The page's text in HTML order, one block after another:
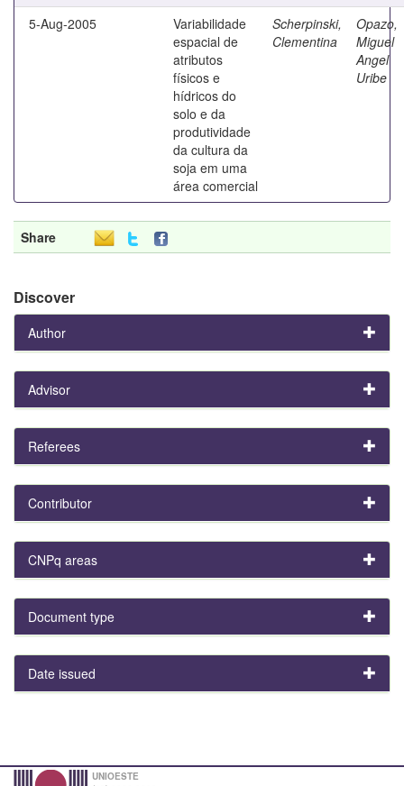
5-Aug-2005
Variabilidade
espacial de
atributos
físicos e
hídricos do
solo e da
produtividade
da cultura da
soja em uma
área comercial
Scherpinski,
Clementina
Opazo,
Miguel
Angel
Uribe
Share
Discover
Author
Advisor
Referees
Contributor
CNPq areas
Document type
Date issued
UNIOESTE